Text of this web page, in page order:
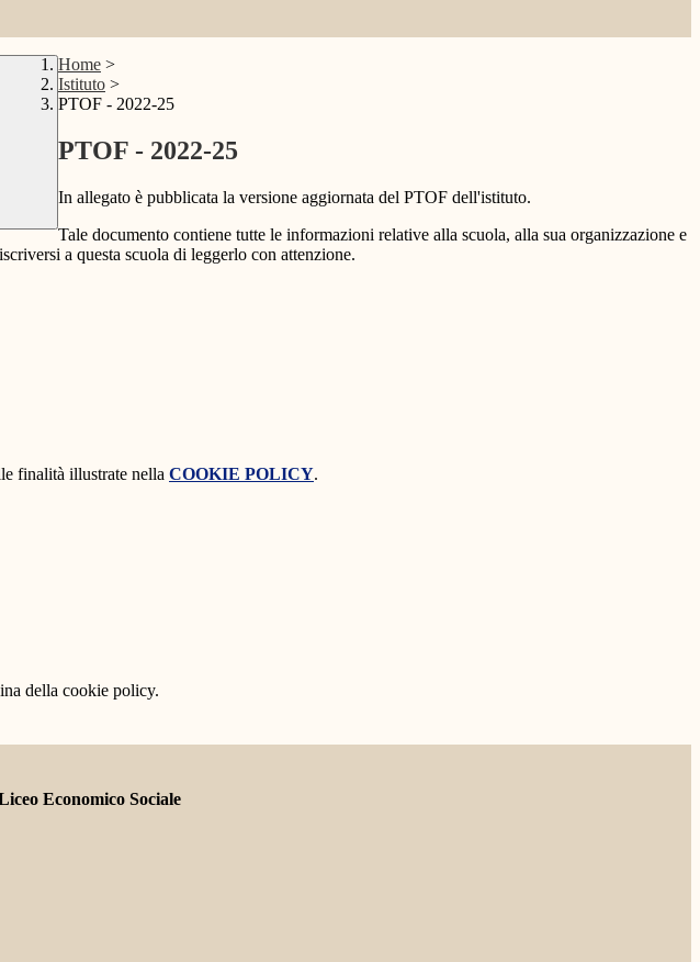
Home >
Istituto >
PTOF - 2022-25
PTOF - 2022-25
In allegato è pubblicata la versione aggiornata del PTOF dell'istituto.
Tale documento contiene tutte le informazioni relative alla scuola, alla sua organizzazione e
a questa scuola di leggerlo con attenzione.
finalità illustrate nella COOKIE POLICY.
della cookie policy.
Economico Sociale